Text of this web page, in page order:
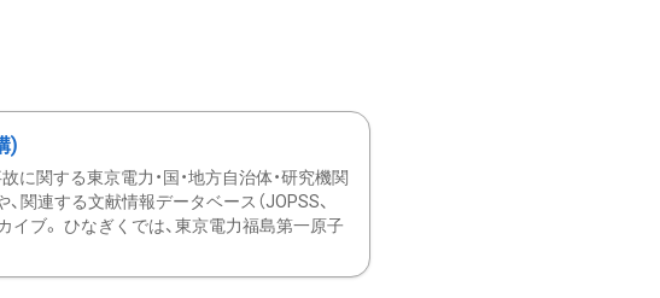
)
関する東京電力・国・地方自治体・研究機関
関連する文献情報データベース（JOPSS、
イブ。 ひなぎくでは、東京電力福島第一原子